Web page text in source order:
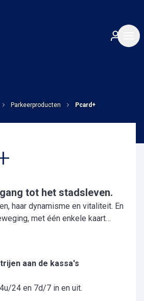
Parkeerproducten Pcard+
tot het stadsleven.
haar dynamisme en vitaliteit. En
met één enkele kaart…
aan de kassa's
24 en 7d/7 in en uit.